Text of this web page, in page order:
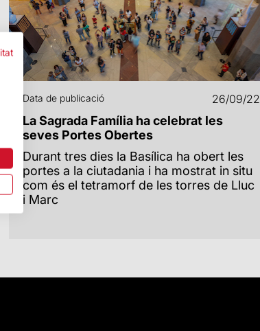
Data de publicació 26/09/22
La Sagrada Família ha celebrat les
seves Portes Obertes
Durant tres dies la Basílica ha obert les
portes a la ciutadania i ha mostrat in situ
com és el tetramorf de les torres de Lluc
i Marc